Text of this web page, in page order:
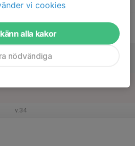
v.34
vi cookies
alla kakor
nödvändiga